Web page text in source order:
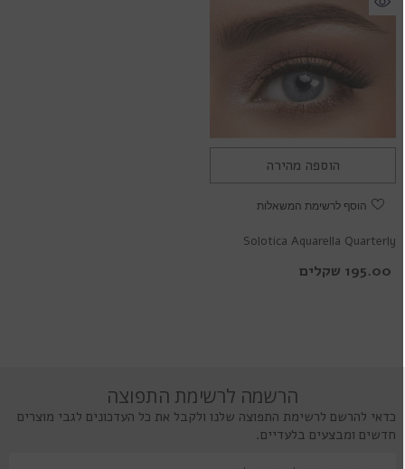
הוספה מהירה
הוסף לרשימת המשאלות
Solotica Aquarella Quarterly
Beleza Grey- עדשות מגע צבעוניות
195.00 שקלים
הרשמה לרשימת התפוצה
כדאי להרשם לרשימת התפוצה שלנו ולקבל את כל העדכונים לגבי מוצרים
חדשים ומבצעים בלעדיים.